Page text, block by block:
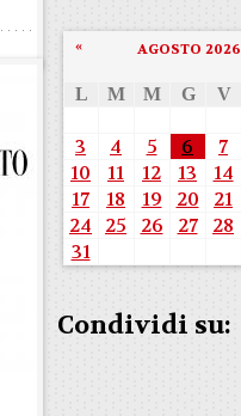
AGOSTO 2026
«
L M M G V
3
4 5 6 7
10
11 12 13 14
17
18 19 20 21
24
25 26 27 28
31
Condividi su: